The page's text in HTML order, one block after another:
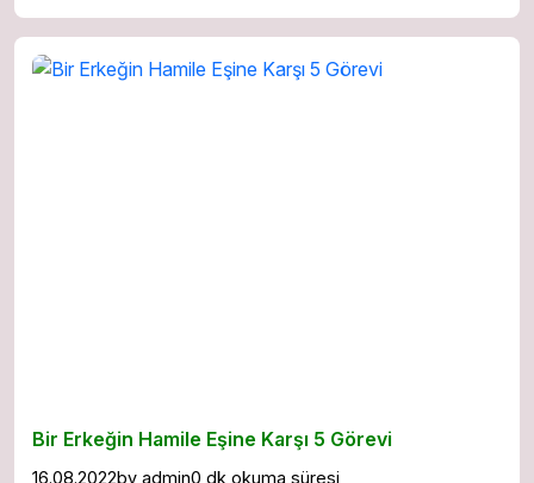
Bir Erkeğin Hamile Eşine Karşı 5 Görevi
16.08.2022by admin0 dk okuma süresi